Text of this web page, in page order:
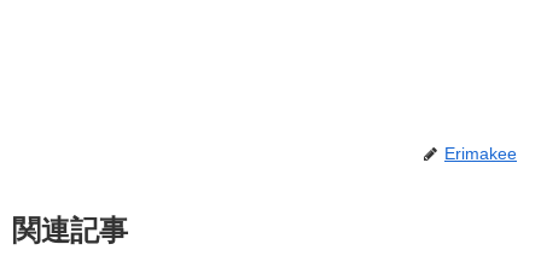
Erimakee
関連記事